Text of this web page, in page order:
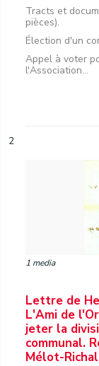
Tracts et
pièces).
Élection d'un
Appel à voter
l'Association...
2
1 media
Lettre de
L'Ami de
jeter la
communal.
Mélot-